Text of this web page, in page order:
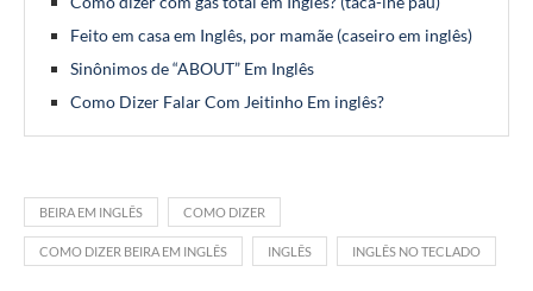
Feito em casa em Inglês, por mamãe (caseiro em inglês)
Sinônimos de “ABOUT” Em Inglês
Como Dizer Falar Com Jeitinho Em inglês?
BEIRA EM INGLÊS COMO DIZER
COMO DIZER BEIRA EM INGLÊS INGLÊS INGLÊS NO TECLADO